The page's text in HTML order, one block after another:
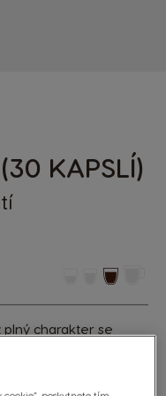
KAPSLÍ)
plný charakter se
mléka, si
vyvážená pro vaši